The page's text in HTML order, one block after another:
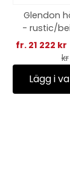
Glendon
- rustic/
fr. 21 222 kr
kr
Lägg i